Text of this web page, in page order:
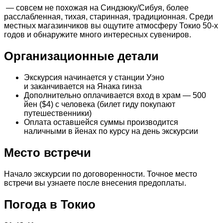
— совсем не похожая на Синдзюку/Сибуя, более
расслабленная, тихая, старинная, традиционная. Среди
местных магазинчиков вы ощутите атмосферу Токио 50-х
годов и обнаружите много интересных сувениров.
Организационные детали
Экскурсия начинается у станции Уэно
и заканчивается на Янака гинза
Дополнительно оплачивается вход в храм — 500
йен ($4) с человека (билет гиду покупают
путешественники)
Оплата оставшейся суммы производится
наличными в йенах по курсу на день экскурсии
Место встречи
Начало экскурсии по договоренности. Точное место
встречи вы узнаете после внесения предоплаты.
Погода в Токио